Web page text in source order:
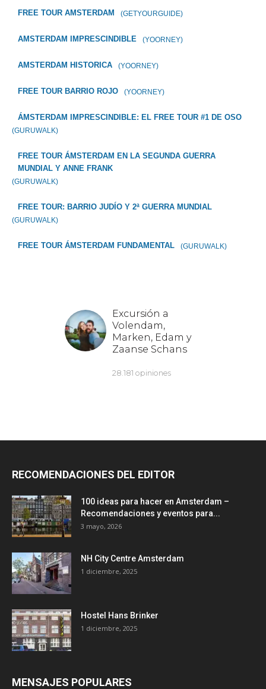
FREE TOUR AMSTERDAM (GETYOURGUIDE)
AMSTERDAM IMPRESCINDIBLE (YOORNEY)
AMSTERDAM HISTORICA (YOORNEY)
FREE TOUR BARRIO ROJO (YOORNEY)
ÁMSTERDAM IMPRESCINDIBLE: EL FREE TOUR #1 DE OSO
(GURUWALK)
FREE TOUR ÁMSTERDAM EN LA SEGUNDA GUERRA
MUNDIAL Y ANNE FRANK
(GURUWALK)
FREE TOUR: BARRIO JUDÍO Y 2ª GUERRA MUNDIAL
(GURUWALK)
FREE TOUR ÁMSTERDAM FUNDAMENTAL (GURUWALK)
RECOMENDACIONES DEL EDITOR
100 ideas para hacer en Amsterdam –
Recomendaciones y eventos para...
3 mayo, 2026
NH City Centre Amsterdam
1 diciembre, 2025
Hostel Hans Brinker
1 diciembre, 2025
MENSAJES POPULARES